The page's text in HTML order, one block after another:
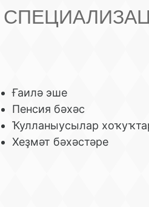
Ғаилә эше
Пенсия бәхәс
Ҡулланыусылар
Хеҙмәт бәхәстәре